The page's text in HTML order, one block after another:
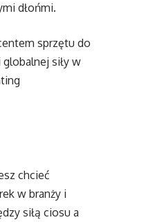
dłońmi.
sprzętu do
siły w
chcieć
w branży i
siłą ciosu a